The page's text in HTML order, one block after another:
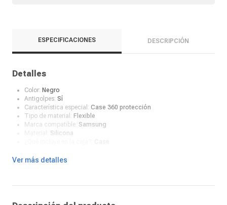
ESPECIFICACIONES DESCRIPCIÓN
Detalles
Color: Negro
Antigolpes: Sí
Característica especial: Case 360 protección
Tipo de material: Flexible
Marca compatible: Samsung
Silicona
Ver más detalles